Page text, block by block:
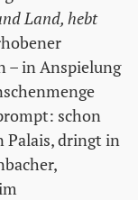
Land, hebt
– in Anspielung
schon
Palais, dringt in